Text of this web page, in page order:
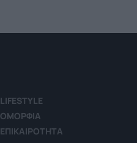
LIFESTYLE
ΟΜΟΡΦΙΑ
ΕΠΙΚΑΙΡΟΤΗΤΑ